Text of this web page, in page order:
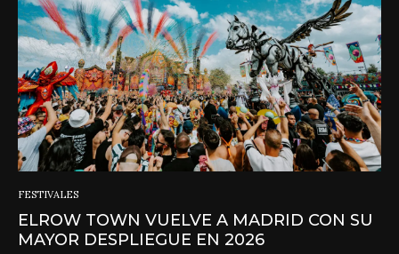
FESTIVALES
ELROW TOWN VUELVE A MADRID CON SU
MAYOR DESPLIEGUE EN 2026